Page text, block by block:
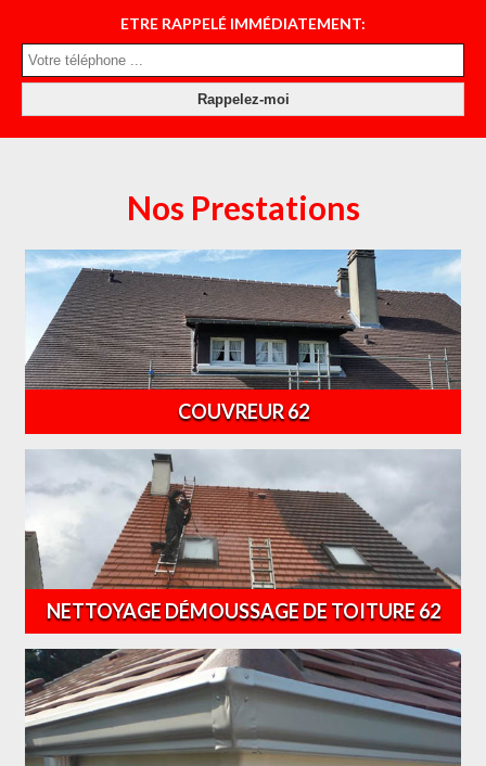
ETRE RAPPELÉ IMMÉDIATEMENT:
Nos Prestations
COUVREUR 62
NETTOYAGE DÉMOUSSAGE DE TOITURE 62